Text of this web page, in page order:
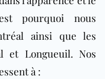
pourquoi nous
ainsi que les
et Longueuil. Nos
à :